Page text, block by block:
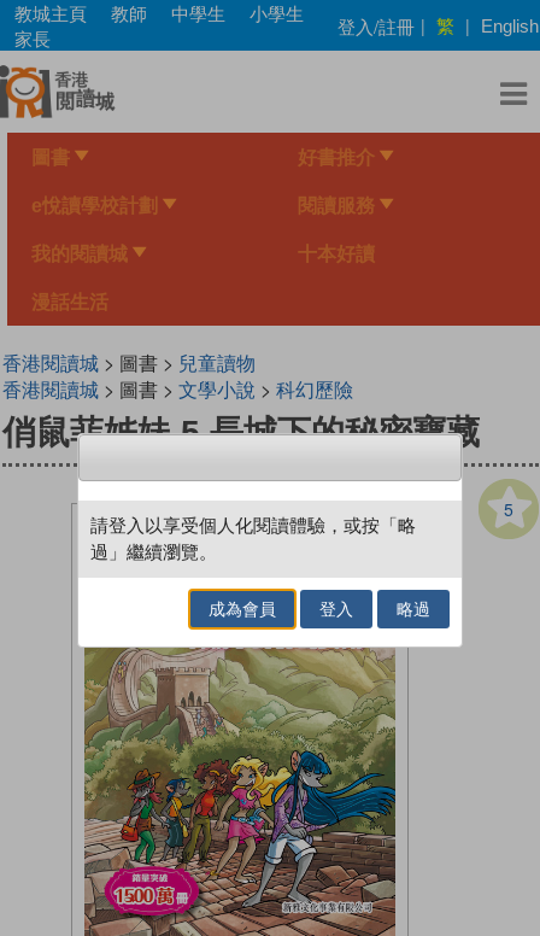
Skip
main
content
教城主頁 教師 中學生
小學生
家長
登入/註冊 | 繁 | English
圖書 好書推介
e悅讀學校計劃 閱讀服務
我的閱讀城 十本好讀
漫話生活
香港閱讀城> 圖書 > 兒童讀物
香港閱讀城> 圖書 > 文學小說 > 科幻歷險
俏鼠菲姊妹 5 長城下的秘密寶藏
5
請登入以享受個人化閱讀體驗，或按「略
過」繼續瀏覽。
成為會員 登入 略過